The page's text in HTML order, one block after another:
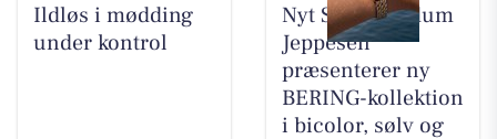
Ildløs i mødding
under kontrol
Nyt Syn Brøndum
Jeppesen
præsenterer ny
BERING-kollektion
i bicolor, sølv og